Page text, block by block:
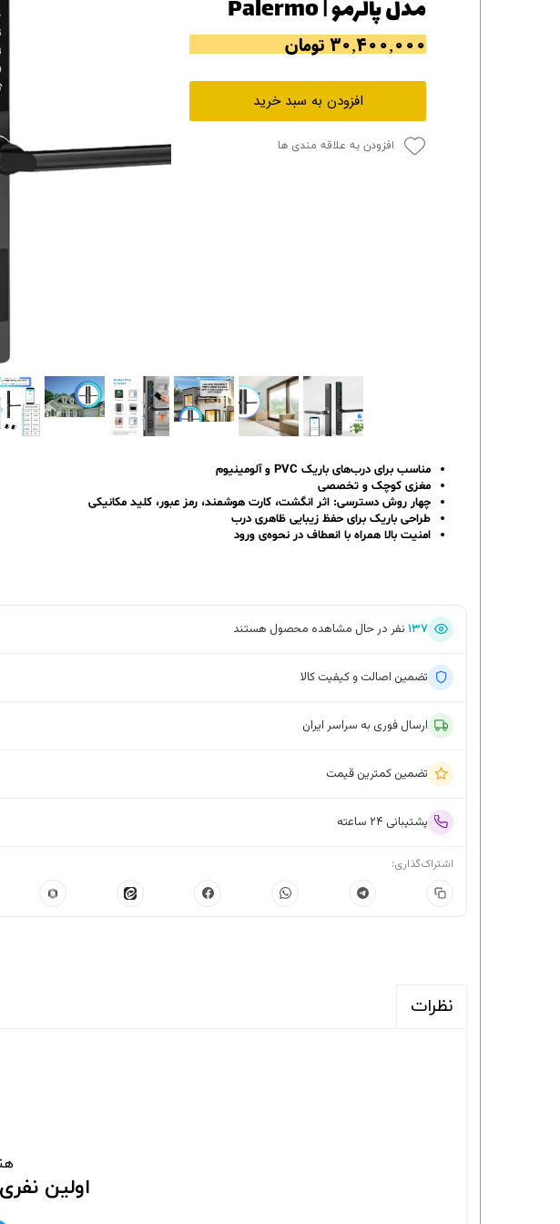
فرم معرفی
پنل ثبت پروژه
پنل ثبت
مدل پالرمو | Palermo
۳۰,۴۰۰,۰۰۰ تومان
افزودن به سبد خرید
افزودن به علاقه مندی ها
مناسب برای درب‌های باریک PVC و آلومینیوم
مغزی کوچک و تخصصی
چهار روش دسترسی: اثر انگشت، کارت هوشمند، رمز عبور، کلید مکانیکی
طراحی باریک برای حفظ زیبایی ظاهری درب
امنیت بالا همراه با انعطاف در نحوه‌ی ورود
۱۳۷ نفر در حال مشاهده محصول هستند
تضمین اصالت و کیفیت کالا
ارسال فوری به سراسر ایران
تضمین کمترین قیمت
پشتیبانی ۲۴ ساعته
اشتراک‌گذاری:
نظرات
اولین